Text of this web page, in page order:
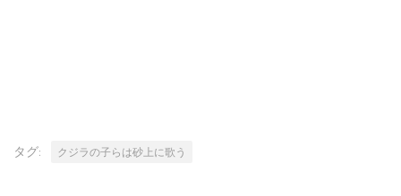
タグ: クジラの子らは砂上に歌う